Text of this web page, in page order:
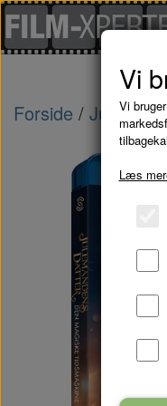
Forside Julefilm
Vi
Vi
Læs